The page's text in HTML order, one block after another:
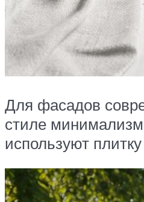
Для фасадов
стиле
используют плитку